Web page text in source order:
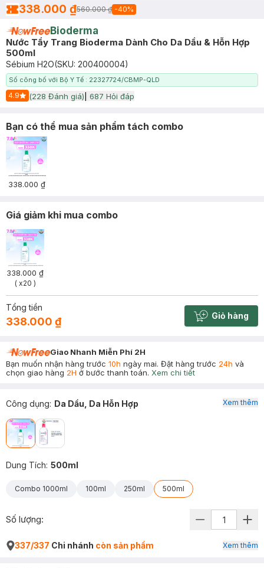
338.000 ₫560.000 ₫ -40%
Bioderma
Nước Tẩy Trang Bioderma Dành Cho Da Dầu & Hỗn Hợp
500ml
Sébium H2O(SKU: 200400004)
Số công bố với Bộ Y Tế : 22327724/CBMP-QLD
4.9
Start Icon
(228 Đánh giá) 687 Hỏi đáp
Bạn có thể mua sản phẩm tách combo
338.000 ₫
Giá giảm khi mua combo
338.000 ₫
( x20 )
Tổng tiền
338.000 ₫ Cart plus
Giỏ hàng
Giao Nhanh Miễn Phí 2H
Bạn muốn nhận hàng trước 10h ngày mai. Đặt hàng trước 24h và
chọn giao hàng 2H ở bước thanh toán. Xem chi tiết
Công dụng: Da Dầu, Da Hỗn Hợp
Dung Tích: 500ml
Combo 1000ml 100ml 250ml 500ml
Xem thêm
Số lượng:
337/337 Chi nhánh còn sản phẩm Xem thêm